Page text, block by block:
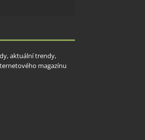
aktuální trendy,
magazínu